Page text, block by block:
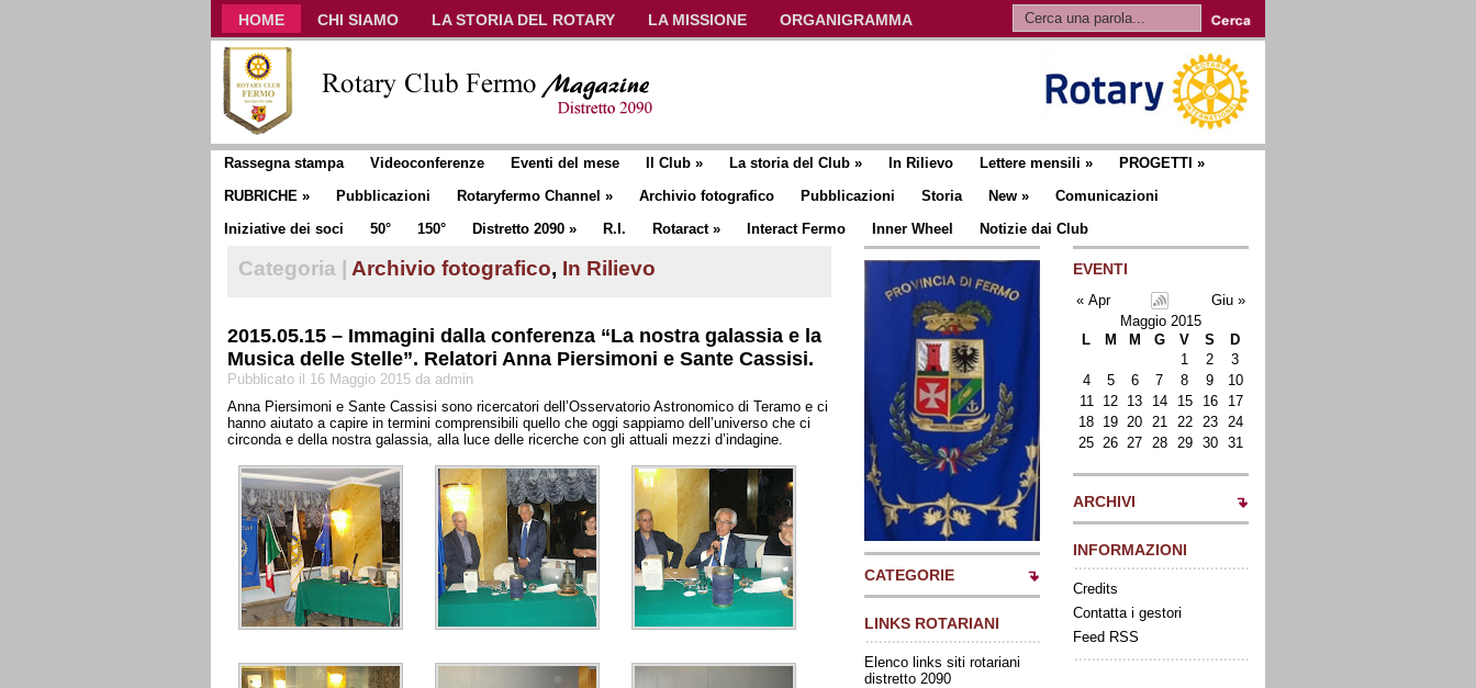
HOME CHI SIAMO LA STORIA DEL ROTARY LA MISSIONE
ORGANIGRAMMA
CLUB COMMUNICATOR
Rassegna stampa Videoconferenze Eventi del mese Il Club » La storia del Club » In Rilievo Lettere mensili » PROGETTI »
RUBRICHE » Pubblicazioni Rotaryfermo Channel » Archivio fotografico Pubblicazioni Storia New »
Comunicazioni
Iniziative dei soci
50° 150° Distretto 2090 » R.I. Rotaract» Interact Fermo Inner Wheel Notizie dai Club
Categoria | Archivio fotografico, In Rilievo
2015.05.15 – Immagini dalla conferenza “La nostra galassia e la
Musica delle Stelle”. Relatori Anna Piersimoni e Sante Cassisi.
Pubblicato il 16 Maggio 2015 da admin
Anna Piersimoni e Sante Cassisi sono ricercatori dell’Osservatorio Astronomico di Teramo e ci
hanno aiutato a capire in termini comprensibili quello che oggi sappiamo dell’universo che ci
circonda e della nostra galassia, alla luce delle ricerche con gli attuali mezzi d’indagine.
CATEGORIE
LINKS ROTARIANI
Elenco links siti rotariani
distretto 2090
EVENTI
« Apr
Giu »
Maggio 2015
L
M M G V S
D
1
2
3
4
5 6 7 8 9
10
11
12 13 14 15 16
17
18 19 20 21 22 23
24
25 26 27 28 29 30 31
ARCHIVI
INFORMAZIONI
Credits
Contatta i gestori
Feed RSS